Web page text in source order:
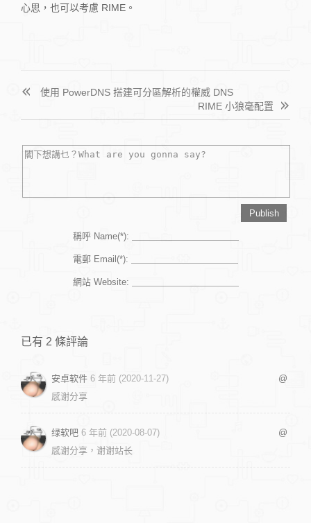
心思，也可以考慮 RIME。
使用 PowerDNS 搭建可分區解析的權威 DNS
RIME 小狼毫配置
稱呼 Name(*):
電郵 Email(*):
網站 Website:
已有 2 條評論
安卓软件 6 年前 (2020-11-27)
@
感谢分享
绿软吧 6 年前 (2020-08-07)
@
感谢分享，谢谢站长